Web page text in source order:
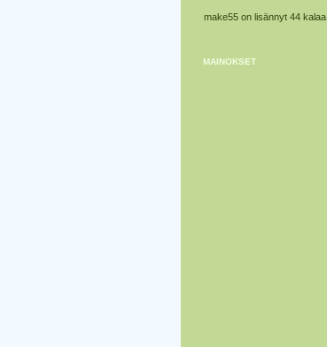
make55 on lisännyt 44 kalaa
MAINOKSET